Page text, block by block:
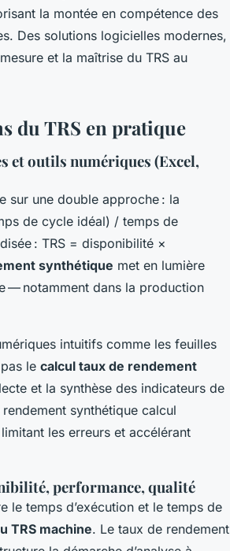
la montée en compétence des
Des solutions logicielles modernes,
et la maîtrise du TRS au
du TRS en pratique
et outils numériques (Excel,
sur une double approche : la
de cycle idéal) / temps de
: TRS = disponibilité ×
synthétique met en lumière
— notamment dans la production
intuitifs comme les feuilles
le calcul taux de rendement
et la synthèse des indicateurs de
synthétique calcul
les erreurs et accélérant
performance, qualité
le temps d’exécution et le temps de
TRS machine. Le taux de rendement